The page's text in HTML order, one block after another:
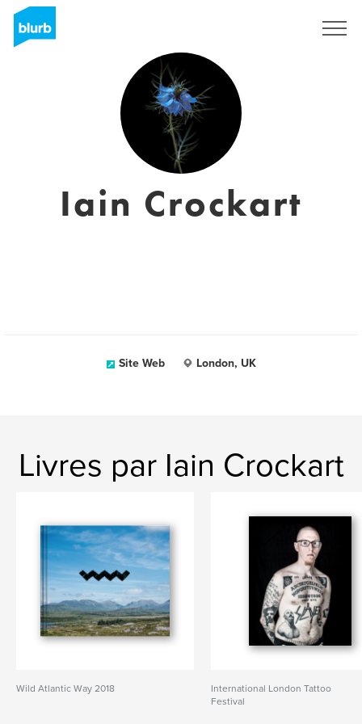
Iain Crockart
Site Web London, UK
Livres par Iain Crockart
Wild Atlantic Way 2018
International London Tattoo
Festival